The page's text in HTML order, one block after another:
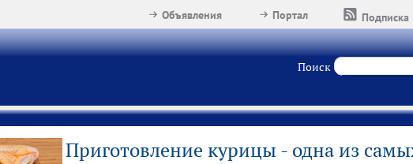
Подписка
Портал
Объявления
Поиск
Приготовление курицы - одна из